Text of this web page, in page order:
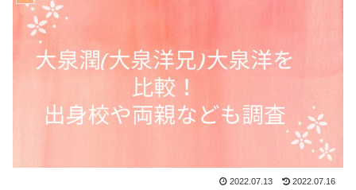
2022.07.13 2022.07.16